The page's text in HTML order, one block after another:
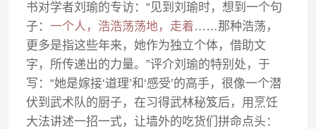
书对学者刘瑜的专访：“见到刘瑜时，想到一个句
子：一个人，浩浩荡荡地，走着……那种浩荡，
更多是指这些年来，她作为独立个体，借助文
字，所传递出的力量。”评介刘瑜的特别处，于
写：“她是嫁接‘道理’和‘感受’的高手，很像一个潜
伏到武术队的厨子，在习得武林秘笈后，用烹饪
大法讲述一招一式，让墙外的吃货们拼命点头：